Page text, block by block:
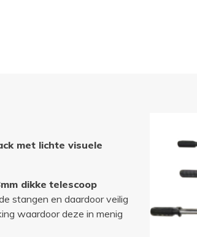
met lichte visuele
dikke telescoop
stangen en daardoor veilig
waardoor deze in menig